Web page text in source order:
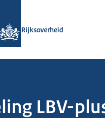
Rijksoverheid
LBV-